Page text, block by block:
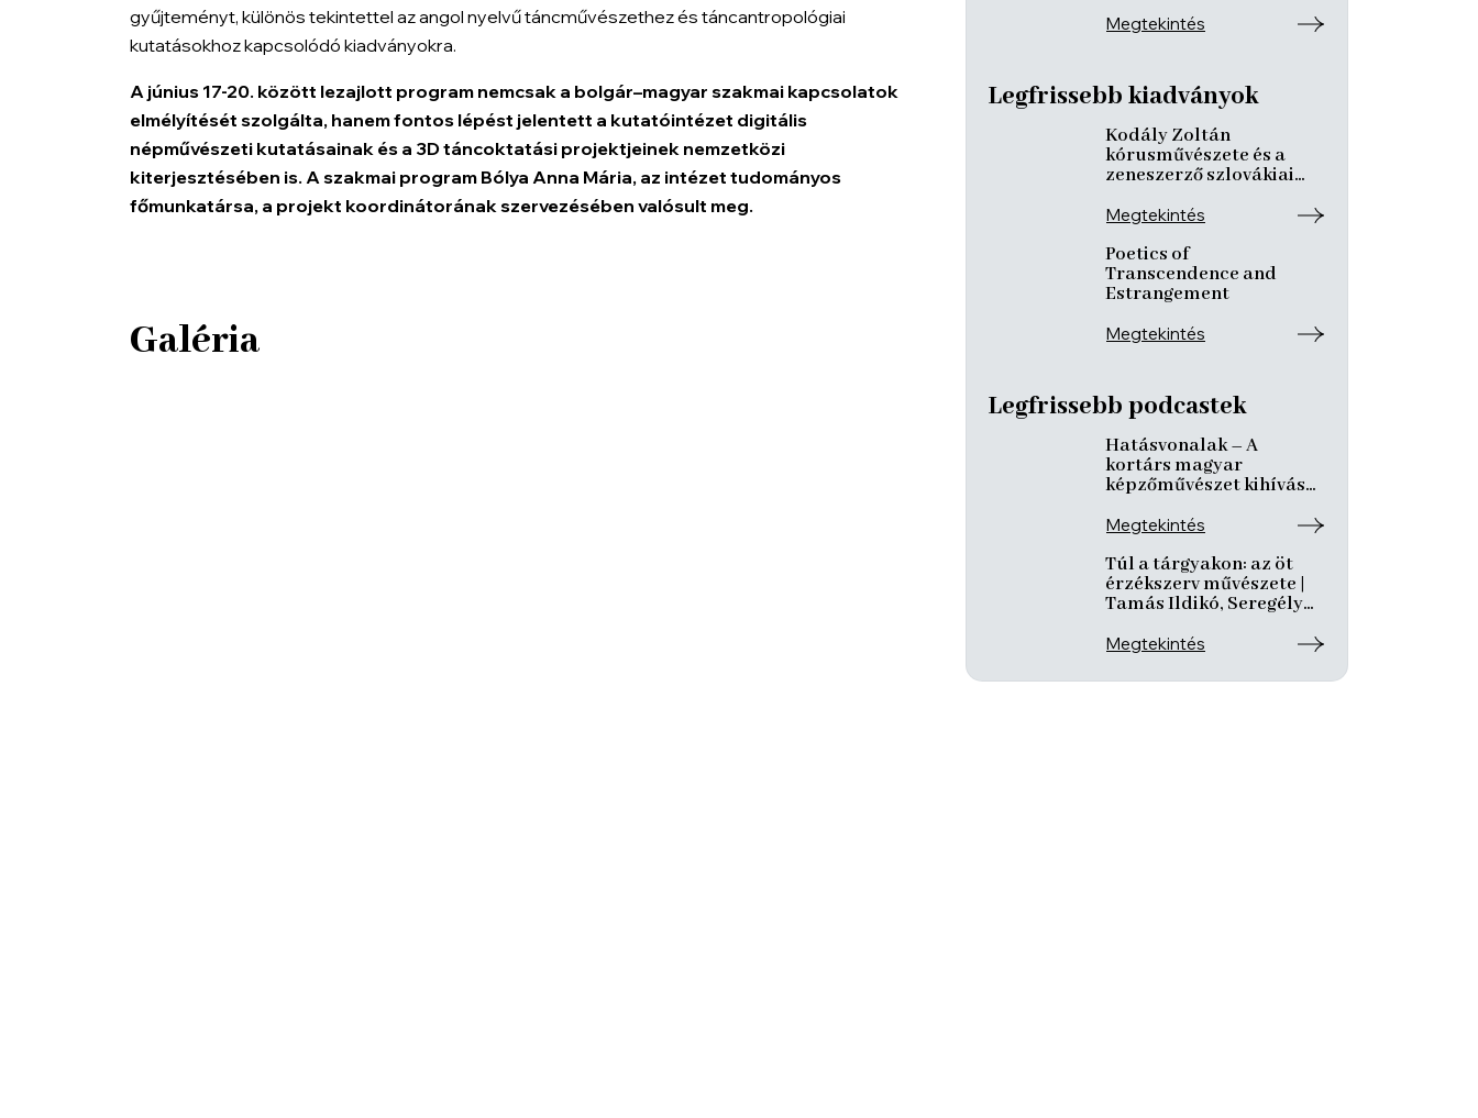
gyűjteményt, különös tekintettel az angol nyelvű táncművészethez és táncantropológiai
kutatásokhoz kapcsolódó kiadványokra.
A június 17-20. között lezajlott program nemcsak a bolgár–magyar szakmai kapcsolatok
elmélyítését szolgálta, hanem fontos lépést jelentett a kutatóintézet digitális
népművészeti kutatásainak és a 3D táncoktatási projektjeinek nemzetközi
kiterjesztésében is. A szakmai program Bólya Anna Mária, az intézet tudományos
főmunkatársa, a projekt koordinátorának szervezésében valósult meg.
Galéria
előadásokkal
Megtekintés
Legfrissebb kiadványok
Kodály Zoltán
kórusművészete és a
zeneszerző szlovákiai
Megtekintés
Poetics of
Transcendence and
Estrangement
Megtekintés
Legfrissebb podcastek
Hatásvonalak – A
kortárs magyar
képzőművészet kihívásai
László Koppány, Reining
Megtekintés
Túl a tárgyakon: az öt
érzékszerv művészete |
Tamás Ildikó, Seregély
Megtekintés